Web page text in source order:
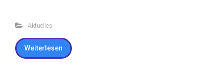
Aktuelles
Weiterlesen